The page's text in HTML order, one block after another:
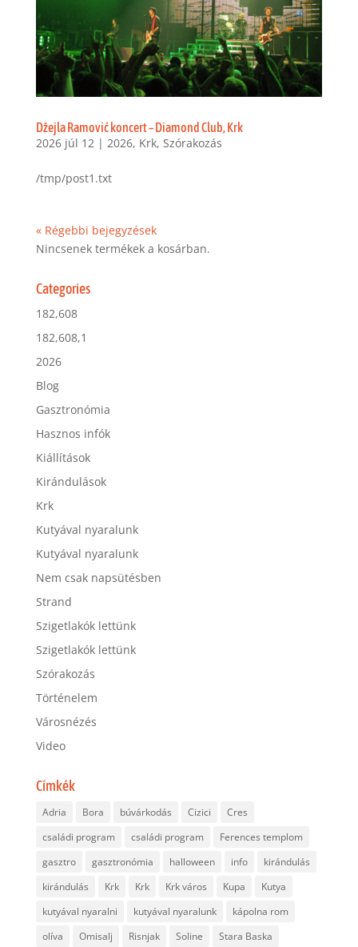
Džejla Ramović koncert – Diamond Club, Krk
2026 júl 12| 2026, Krk, Szórakozás
/tmp/post1.txt
« Régebbi bejegyzések
Nincsenek termékek a kosárban.
Categories
182,608
182,608,1
2026
Blog
Gasztronómia
Hasznos infók
Kiállítások
Kirándulások
Krk
Kutyával nyaralunk
Kutyával nyaralunk
Nem csak napsütésben
Strand
Szigetlakók lettünk
Szigetlakók lettünk
Szórakozás
Történelem
Városnézés
Video
Címkék
Adria Bora búvárkodás Cizici
Cres
családi program
családi program
Ferences templom
gasztro
gasztronómia halloween info
kirándulás
kirándulás
Krk Krk Krk város Kupa
Kutya
kutyával nyaralni
kutyával nyaralunk
kápolna rom
olíva
Omisalj Risnjak Soline
Stara Baska